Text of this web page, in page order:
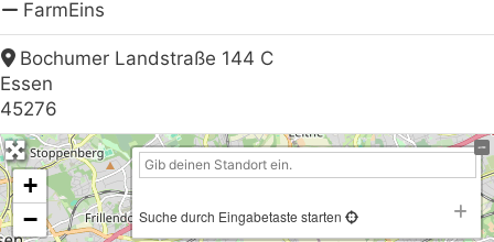
FarmEins
Bochumer Landstraße 144 C
Essen
45276
+
−
Suche durch Eingabetaste starten